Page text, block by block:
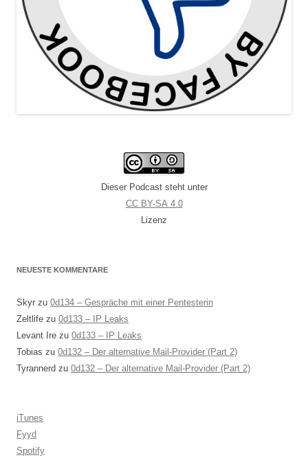
Dieser Podcast steht unter
CC BY-SA 4.0
Lizenz
NEUESTE KOMMENTARE
Skyr zu 0d134 – Gespräche mit einer Pentesterin
Zeltlife zu 0d133 – IP Leaks
Levant Ire zu 0d133 – IP Leaks
Tobias zu 0d132 – Der alternative Mail-Provider (Part 2)
Tyrannerd zu 0d132 – Der alternative Mail-Provider (Part 2)
iTunes
Fyyd
Spotify